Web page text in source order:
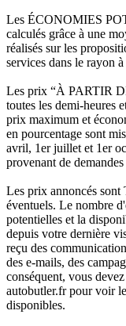
Les ÉCONOMIES
calculés grâce à une
réalisés sur les
services dans le rayon
Les prix “À PARTIR
toutes les demi-heures
prix maximum et
en pourcentage sont
avril, 1er juillet et 1er
provenant de
Les prix annoncés sont
éventuels. Le nombre
potentielles et la
depuis votre dernière
reçu des
des e-mails, des
conséquent, vous
autobutler.fr pour voir
disponibles.